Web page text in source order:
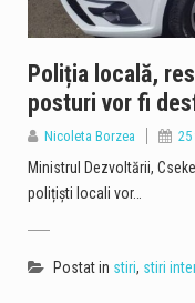
Poliția locală,
posturi vor fi
Nicoleta Borzea 25
Ministrul Dezvoltării,
polițiști locali vor…
Postat in stiri, stiri